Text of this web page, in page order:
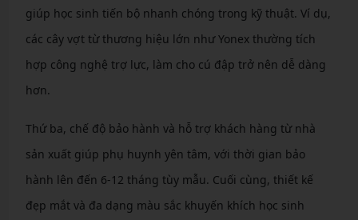
giúp học sinh tiến bộ nhanh chóng trong kỹ thuật. Ví dụ,
các cây vợt từ thương hiệu lớn như Yonex thường tích
hợp công nghệ trợ lực, làm cho cú đập trở nên dễ dàng
hơn.
Thứ ba, chế độ bảo hành và hỗ trợ khách hàng từ nhà
sản xuất giúp phụ huynh yên tâm, với thời gian bảo
hành lên đến 6-12 tháng tùy mẫu. Cuối cùng, thiết kế
đẹp mắt và đa dạng màu sắc khuyến khích học sinh